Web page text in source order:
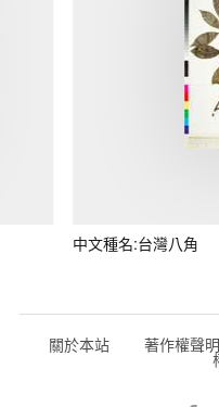
中文種名:台灣八角
關於本站 著作權聲明